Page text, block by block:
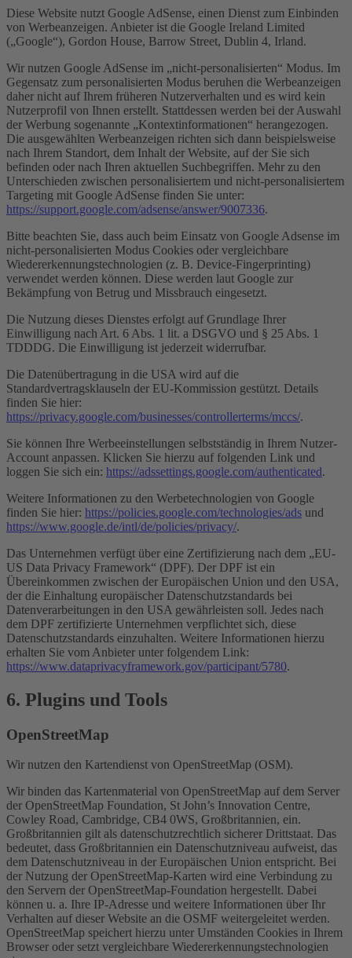
Diese Website nutzt Google AdSense, einen Dienst zum Einbinden
von Werbeanzeigen. Anbieter ist die Google Ireland Limited
(„Google“), Gordon House, Barrow Street, Dublin 4, Irland.
Wir nutzen Google AdSense im „nicht-personalisierten“ Modus. Im
Gegensatz zum personalisierten Modus beruhen die Werbeanzeigen
daher nicht auf Ihrem früheren Nutzerverhalten und es wird kein
Nutzerprofil von Ihnen erstellt. Stattdessen werden bei der Auswahl
der Werbung sogenannte „Kontextinformationen“ herangezogen.
Die ausgewählten Werbeanzeigen richten sich dann beispielsweise
nach Ihrem Standort, dem Inhalt der Website, auf der Sie sich
befinden oder nach Ihren aktuellen Suchbegriffen. Mehr zu den
Unterschieden zwischen personalisiertem und nicht-personalisiertem
Targeting mit Google AdSense finden Sie unter:
https://support.google.com/adsense/answer/9007336.
Bitte beachten Sie, dass auch beim Einsatz von Google Adsense im
nicht-personalisierten Modus Cookies oder vergleichbare
Wiedererkennungstechnologien (z. B. Device-Fingerprinting)
verwendet werden können. Diese werden laut Google zur
Bekämpfung von Betrug und Missbrauch eingesetzt.
Die Nutzung dieses Dienstes erfolgt auf Grundlage Ihrer
Einwilligung nach Art. 6 Abs. 1 lit. a DSGVO und § 25 Abs. 1
TDDDG. Die Einwilligung ist jederzeit widerrufbar.
Die Datenübertragung in die USA wird auf die
Standardvertragsklauseln der EU-Kommission gestützt. Details
finden Sie hier:
https://privacy.google.com/businesses/controllerterms/mccs/.
Sie können Ihre Werbeeinstellungen selbstständig in Ihrem Nutzer-
Account anpassen. Klicken Sie hierzu auf folgenden Link und
loggen Sie sich ein: https://adssettings.google.com/authenticated.
Weitere Informationen zu den Werbetechnologien von Google
finden Sie hier: https://policies.google.com/technologies/ads und
https://www.google.de/intl/de/policies/privacy/.
Das Unternehmen verfügt über eine Zertifizierung nach dem „EU-
US Data Privacy Framework“ (DPF). Der DPF ist ein
Übereinkommen zwischen der Europäischen Union und den USA,
der die Einhaltung europäischer Datenschutzstandards bei
Datenverarbeitungen in den USA gewährleisten soll. Jedes nach
dem DPF zertifizierte Unternehmen verpflichtet sich, diese
Datenschutzstandards einzuhalten. Weitere Informationen hierzu
erhalten Sie vom Anbieter unter folgendem Link:
https://www.dataprivacyframework.gov/participant/5780.
6. Plugins und Tools
OpenStreetMap
Wir nutzen den Kartendienst von OpenStreetMap (OSM).
Wir binden das Kartenmaterial von OpenStreetMap auf dem Server
der OpenStreetMap Foundation, St John’s Innovation Centre,
Cowley Road, Cambridge, CB4 0WS, Großbritannien, ein.
Großbritannien gilt als datenschutzrechtlich sicherer Drittstaat. Das
bedeutet, dass Großbritannien ein Datenschutzniveau aufweist, das
dem Datenschutzniveau in der Europäischen Union entspricht. Bei
der Nutzung der OpenStreetMap-Karten wird eine Verbindung zu
den Servern der OpenStreetMap-Foundation hergestellt. Dabei
können u. a. Ihre IP-Adresse und weitere Informationen über Ihr
Verhalten auf dieser Website an die OSMF weitergeleitet werden.
OpenStreetMap speichert hierzu unter Umständen Cookies in Ihrem
Browser oder setzt vergleichbare Wiedererkennungstechnologien